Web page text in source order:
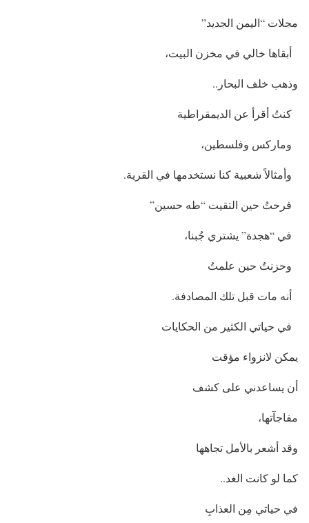
مجلات “اليمن الجديد”
أبقاها خالي في مخزن البيت،
وذهب خلف البحار..
‏كنتُ أقرأ عن الديمقراطية
‏وماركس وفلسطين،
‏وأمثالاً شعبية كنا نستخدمها في القرية.
‏فرحتُ حين التقيت “طه حسين”
‏في “هجدة” يشتري جُبنا،
‏وحزنتُ حين علمتُ
‏أنه مات قبل تلك المصادفة.
‏في حياتي الكثير من الحكايات
يمكن لانزواء مؤقت
أن يساعدني على كشف
مفاجآتها،
وقد أشعر بالأمل تجاهها
كما لو كانت الغد..
في حياتي مِن العذابِ